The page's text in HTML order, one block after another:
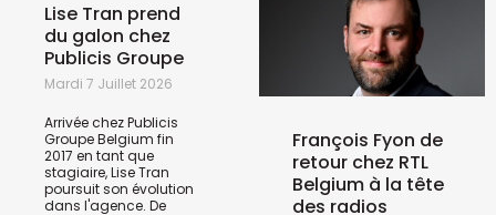
Lise Tran prend
du galon chez
Publicis Groupe
Mardi 7 Juillet 2026
Arrivée chez Publicis
Groupe Belgium fin
2017 en tant que
stagiaire, Lise Tran
poursuit son évolution
dans l'agence. De
François Fyon de
retour chez RTL
Belgium à la tête
des radios